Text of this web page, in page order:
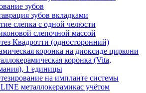
зубов
зубов вкладками
слепка с одной челюсти
слепочной массой
Квадротти (односторонний)
коронка на диоксиде циркони
коронка (Vita,
1 единицы
на импланте системы
металлокерамикас учётом